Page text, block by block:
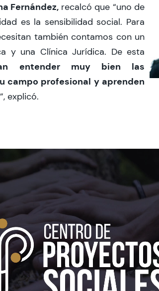
Fernández,recalcó que “uno de
es la sensibilidad social. Para
también contamos con un
y una Clínica Jurídica. De esta
entender muy bien las
campo profesional y aprenden
”, explicó.